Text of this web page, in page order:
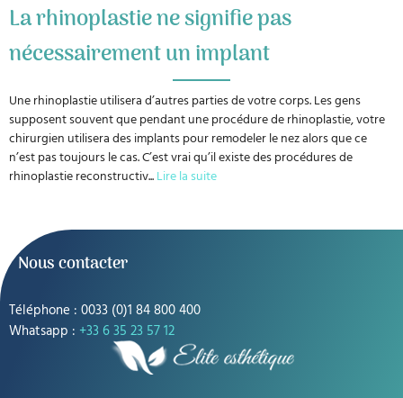
La rhinoplastie ne signifie pas
nécessairement un implant
Une rhinoplastie utilisera d’autres parties de votre corps. Les gens
supposent souvent que pendant une procédure de rhinoplastie, votre
chirurgien utilisera des implants pour remodeler le nez alors que ce
n’est pas toujours le cas. C’est vrai qu’il existe des procédures de
rhinoplastie reconstructiv...Lire la suite
Nous contacter
Téléphone : 0033 (0)1 84 800 400
Whatsapp : +33 6 35 23 57 12